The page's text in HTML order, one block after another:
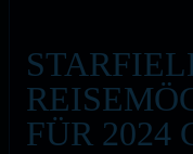
FÜR 2024